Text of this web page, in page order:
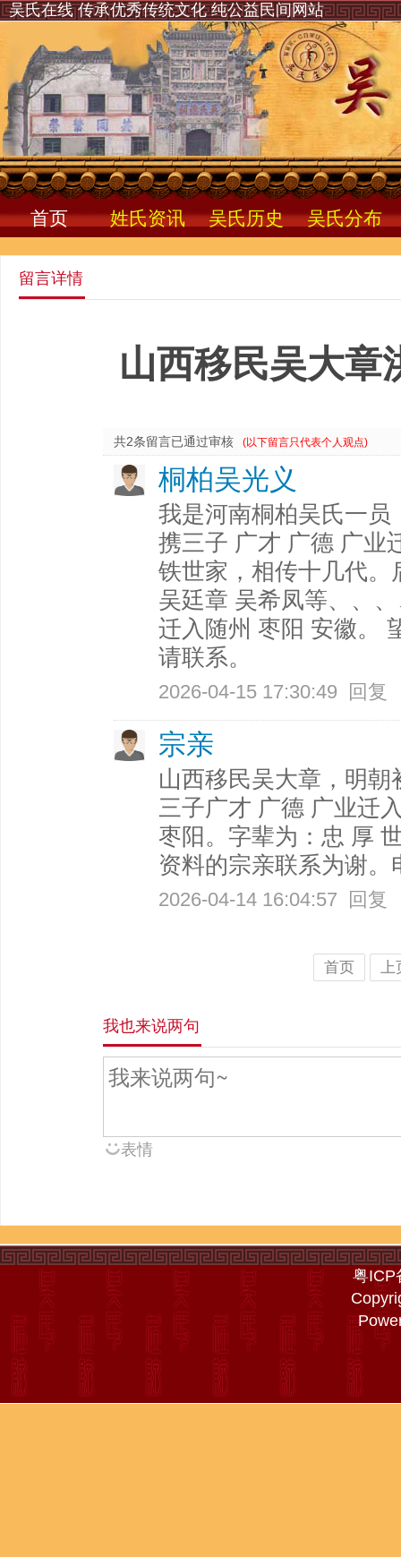
吴氏在线 传承优秀传统文化 纯公益民间网站
首页 姓氏资讯 吴氏历史 吴氏分布
留言详情
山西移民吴大章
共2条留言已通过审核 (以下留言只代表个人观点)
桐柏吴光义
我是河南桐柏吴氏一
携三子 广才 广德 广业
铁世家，相传十几代
吴廷章 吴希凤等、、
迁入随州 枣阳 安徽。
请联系。
2026-04-15 17:30:49 回复
宗亲
山西移民吴大章，明
三子广才 广德 广业迁
枣阳。字辈为：忠 厚
资料的宗亲联系为谢。
2026-04-14 16:04:57 回复
首页 上
我也来说两句
表情
粤ICP